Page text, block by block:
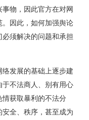
物，因此官方在对网
因此，如何加强舆论
须解决的问题和承担
发展的基础上逐步建
不法商人、别有用心
情获取暴利的不法分
全、秩序，甚至成为